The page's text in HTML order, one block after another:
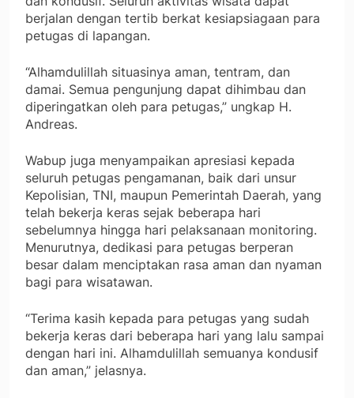
berjalan dengan tertib berkat kesiapsiagaan para
petugas di lapangan.
“Alhamdulillah situasinya aman, tentram, dan
damai. Semua pengunjung dapat dihimbau dan
diperingatkan oleh para petugas,” ungkap H.
Andreas.
Wabup juga menyampaikan apresiasi kepada
seluruh petugas pengamanan, baik dari unsur
Kepolisian, TNI, maupun Pemerintah Daerah, yang
telah bekerja keras sejak beberapa hari
sebelumnya hingga hari pelaksanaan monitoring.
Menurutnya, dedikasi para petugas berperan
besar dalam menciptakan rasa aman dan nyaman
bagi para wisatawan.
“Terima kasih kepada para petugas yang sudah
bekerja keras dari beberapa hari yang lalu sampai
dengan hari ini. Alhamdulillah semuanya kondusif
dan aman,” jelasnya.